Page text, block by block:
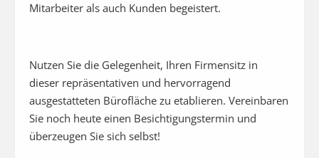
Mitarbeiter als auch Kunden begeistert.
Nutzen Sie die Gelegenheit, Ihren Firmensitz in
dieser repräsentativen und hervorragend
ausgestatteten Bürofläche zu etablieren. Vereinbaren
Sie noch heute einen Besichtigungstermin und
überzeugen Sie sich selbst!